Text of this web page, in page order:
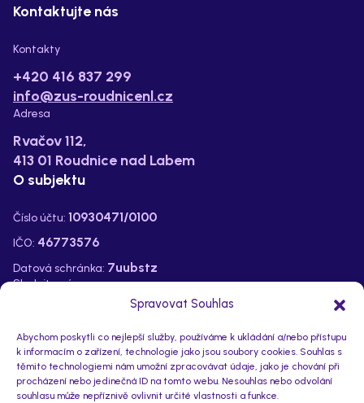
Spravovat Souhlas
Abychom poskytli co nejlepší služby, používáme k ukládání a/nebo přístupu
k informacím o zařízení, technologie jako jsou soubory cookies. Souhlas s
těmito technologiemi nám umožní zpracovávat údaje, jako je chování při
procházení nebo jedinečná ID na tomto webu. Nesouhlas nebo odvolání
souhlasu může nepříznivě ovlivnit určité vlastnosti a funkce.
Sledujte nás na:
Kontaktujte nás
Kontakty
+420 416 837 299
info@zus-roudnicenl.cz
Adresa
Rvačov 112,
413 01 Roudnice nad Labem
O subjektu
Číslo účtu: 10930471/0100
IČO: 46773576
Datová schránka: 7uubstz